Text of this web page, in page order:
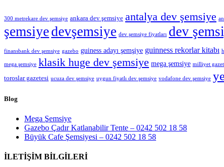
300 metrekare dev şemsiye ankara dev şemsiye antalya dev şemsiye
şemsiye devşemsiye dev şemsiye fiyatları dev
finansbank dev şemsiye gazebo guiness adayı şemşiye guinness rekorlar kitabı
mega şemsiye klasik huge dev şemsiye mega şemsiye milliyet
toroslar gazetesi ucuza dev şemsiye uygun fiyatlı dev şemsiye vodafone dev şemsiye
Blog
Mega Şemsiye
Gazebo Çadır Katlanabilir Tente – 0242 502 18 58
Büyük Cafe Şemsiyesi – 0242 502 18 58
İLETİŞİM BİLGİLERİ